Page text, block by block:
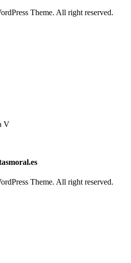
Theme. All right reserved.
V
Theme. All right reserved.